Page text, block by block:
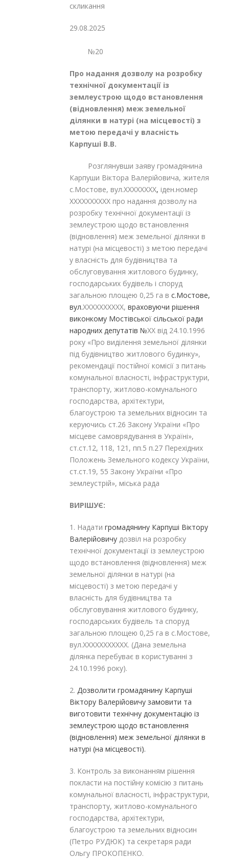
скликання
29.08.2025
№20
Про надання дозволу на розробку
технічної документації із
землеустрою щодо встановлення
(відновлення) меж земельної
ділянки в натурі (на місцевості) з
метою передачі у власність
Карпуші В.В.
Розглянувши заяву громадянина
Карпуши Віктора Валерійовича, жителя
с.Мостове, вул.XXXXXXXX, іден.номер
XXXXXXXXXX про надання дозволу на
розробку технічної документації із
землеустрою щодо встановлення
(відновлення) меж земельної ділянки в
натурі (на місцевості) з метою передачі
у власність для будівництва та
обслуговування житлового будинку,
господарських будівель і споруд
загальною площею 0,25 га в с.Мостове,
вул.XXXXXXXXXX, враховуючи рішення
виконкому Мостівської сільської ради
народних депутатів №XX від 24.10.1996
року «Про виділення земельної ділянки
під будівництво житлового будинку»,
рекомендації постійної комісії з питань
комунальної власності, інфраструктури,
транспорту, житлово-комунального
господарства, архітектури,
благоустрою та земельних відносин та
керуючись ст.26 Закону України «Про
місцеве самоврядування в Україні»,
ст.ст.12, 118, 121, пп.5 п.27 Перехідних
Положень Земельного кодексу України,
ст.ст.19, 55 Закону України «Про
землеустрій», міська рада
ВИРІШУЄ:
1. Надати громадянину Карпуші Віктору
Валерійовичу дозвіл на розробку
технічної документації із землеустрою
щодо встановлення (відновлення) меж
земельної ділянки в натурі (на
місцевості) з метою передачі у
власність для будівництва та
обслуговування житлового будинку,
господарських будівель та споруд
загальною площею 0,25 га в с.Мостове,
вул.XXXXXXXXXXX. (Дана земельна
ділянка перебуває в користуванні з
24.10.1996 року).
2. Дозволити громадянину Карпуші
Віктору Валерійовичу замовити та
виготовити технічну документацію із
землеустрою щодо встановлення
(відновлення) меж земельної ділянки в
натурі (на місцевості).
3. Контроль за виконанням рішення
покласти на постійну комісію з питань
комунальної власності, інфраструктури,
транспорту, житлово-комунального
господарства, архітектури,
благоустрою та земельних відносин
(Петро РУДЮК) та секретаря ради
Ольгу ПРОКОПЕНКО.